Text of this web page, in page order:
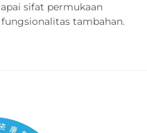
sifat permukaan
tambahan.